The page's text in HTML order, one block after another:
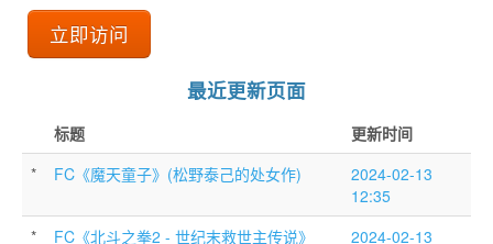
立即访问
最近更新页面
标题
更新时间
*
FC《魔天童子》(松野泰己的处女作)
2024-02-13
12:35
*
FC《北斗之拳2 - 世纪末救世主传说》
2024-02-13